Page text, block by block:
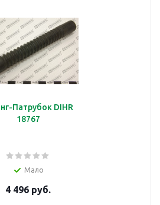
Патрубок DIHR
18767
Мало
4 496 руб.